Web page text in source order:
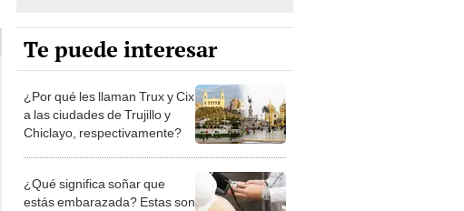
Te puede interesar
¿Por qué les llaman Trux y Cix
a las ciudades de Trujillo y
Chiclayo, respectivamente?
¿Qué significa soñar que
estás embarazada? Estas son